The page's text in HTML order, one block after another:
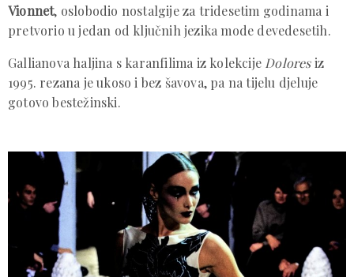
Vionnet, oslobodio nostalgije za tridesetim godinama i
pretvorio u jedan od ključnih jezika mode devedesetih.
Gallianova haljina s karanfilima iz kolekcije Doloresiz
1995. rezana je ukoso i bez šavova, pa na tijelu djeluje
gotovo bestežinski.